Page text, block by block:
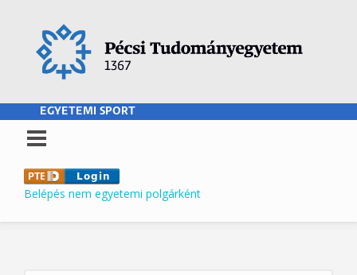
EGYETEMI SPORT
Belépés nem egyetemi polgárként